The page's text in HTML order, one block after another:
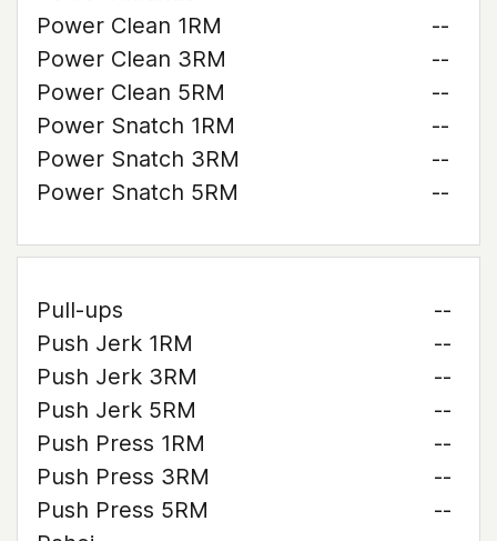
Power Clean 1RM
--
Power Clean 3RM
--
Power Clean 5RM
--
Power Snatch 1RM
--
Power Snatch 3RM
--
Power Snatch 5RM
--
Pull-ups
--
Push Jerk 1RM
--
Push Jerk 3RM
--
Push Jerk 5RM
--
Push Press 1RM
--
Push Press 3RM
--
Push Press 5RM
--